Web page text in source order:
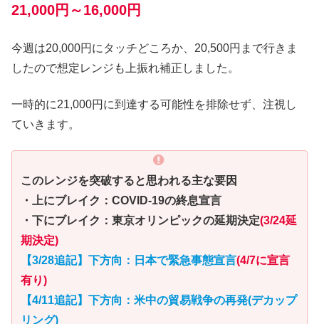
21,000円～16,000円
今週は20,000円にタッチどころか、20,500円まで行きま
したので想定レンジも上振れ補正しました。
一時的に21,000円に到達する可能性を排除せず、注視し
ていきます。
このレンジを突破すると思われる主な要因
・上にブレイク：COVID-19の終息宣言
・下にブレイク：東京オリンピックの延期決定(3/24延
期決定)
【3/28追記】下方向：日本で緊急事態宣言(4/7に宣言
有り)
【4/11追記】下方向：米中の貿易戦争の再発(デカップ
リング)